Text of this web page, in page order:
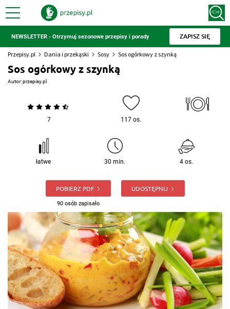
NEWSLETTER - Otrzymuj sezonowe przepisy i porady ZAPISZ SIĘ
Przepisy.pl Dania i przekąski Sosy Sos ogórkowy z szynką
Sos ogórkowy z szynką
Autor:przepisy.pl
7 117 os.
łatwe 30 min. 4 os.
POBIERZ PDF
90 osób zapisało
UDOSTĘPNIJ